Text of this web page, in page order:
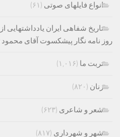
انواع فایلهای صوتی (۶۱)
تاریخ شفاهی ایران
روز نامه نگار پیشکسوت آقای
تربت ما (۱,۰۱۶)
زنان (۸۲۰)
شعر و شاعری (۶۲۳)
شهر و شهرداری (۸۱۷)